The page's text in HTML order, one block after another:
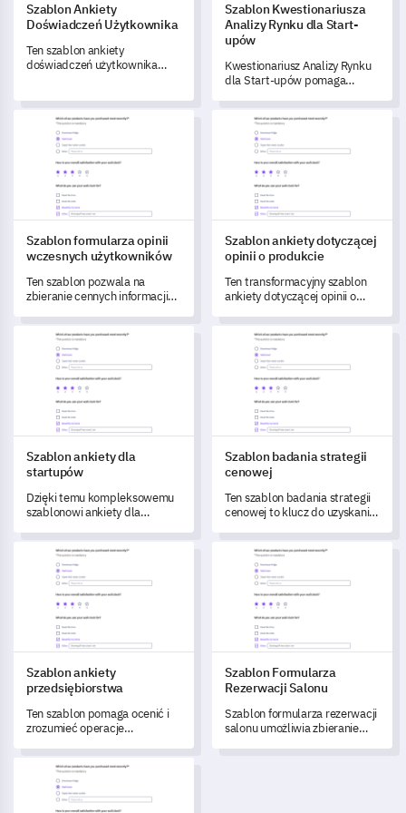
Szablon Ankiety
Doświadczeń Użytkownika
Ten szablon ankiety
doświadczeń użytkownika
optymalizacji użyteczności,
funkcji i usług wsparcia Twojej
platformy.
Szablon Kwestionariusza
Analizy Rynku dla Start-
upów
Kwestionariusz Analizy Rynku
dla Start-upów pomaga
oraz decyzje strategiczne
twojego start-upu.
Szablon formularza opinii wczesnych użytkowników
Szablon formularza opinii
wczesnych użytkowników
Ten szablon pozwala na
zbieranie cennych informacji
aby poprawić Twój produkt.
Szablon ankiety dotyczącej
Szablon ankiety dotyczącej
opinii o produkcie
Ten transformacyjny szablon
ankiety dotyczącej opinii o
fenomenalne spostrzeżenia
użytkowników, pomagając
zgłębić ich doświadczenia z
produktem, zrozumieć
konkretne wrażenia dotyczące
funkcji oraz uchwycić cenne
sugestie dotyczące ulepszeń.
Szablon ankiety dla startupów
Szablon ankiety dla
startupów
Dzięki temu kompleksowemu
szablonowi ankiety dla
informacje na temat
unikalnych wyzwań, celów i
procesów operacyjnych
Twojego przedsiębiorstwa.
Szablon badania strategii
Szablon badania strategii
cenowej
Ten szablon badania strategii
cenowej to klucz do uzyskania
na temat Twojego modelu
cenowego.
Szablon ankiety przedsiębiorstwa
Szablon ankiety
przedsiębiorstwa
Ten szablon pomaga ocenić i
zrozumieć operacje
zwiększenia efektywności
organizacyjnej i wzrostu.
Szablon Formularza
Szablon Formularza
Rezerwacji Salonu
Szablon formularza rezerwacji
salonu umożliwia zbieranie
Szablon ankiety dotyczącej listy kontrolnej przed